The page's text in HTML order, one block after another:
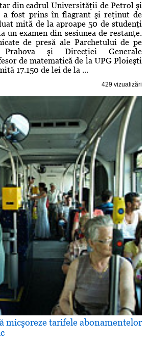
din cadrul Universităţii de Petrol şi
a fost prins în flagrant şi reţinut de
mită de la aproape 50 de studenţi
un examen din sesiunea de restanţe.
de presă ale Parchetului de pe
şi Direcţiei Generale
de matematică de la UPG Ploieşti
17.150 de lei de la ...
429 vizualizări
micşoreze tarifele abonamentelor